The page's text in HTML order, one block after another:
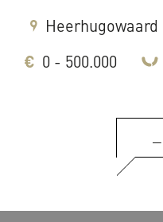
Heerhugowaard
0 - 500.000